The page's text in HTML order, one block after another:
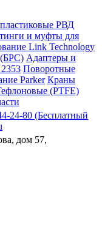
РВД
и муфты для
Link Technology
(БРС) Адаптеры и
Поворотные
Parker Краны
(PTFE)
24-80 (Бесплатный
дом 57,